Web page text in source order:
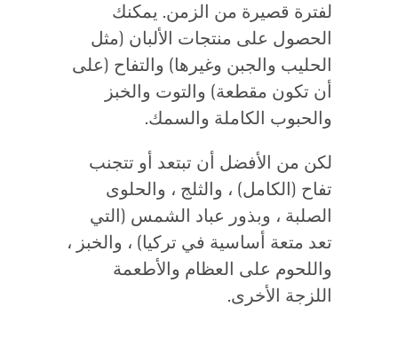
لفترة قصيرة من الزمن. يمكنك
الحصول على منتجات الألبان (مثل
الحليب والجبن وغيرها) والتفاح (على
أن تكون مقطعة) والتوت والخبز
والحبوب الكاملة والسمك.
لكن من الأفضل أن تبتعد أو تتجنب
تفاح (الكامل) ، والثلج ، والحلوى
الصلبة ، وبذور عباد الشمس (التي
تعد متعة أساسية في تركيا) ، والخبز ،
واللحوم على العظام والأطعمة
اللزجة الأخرى.